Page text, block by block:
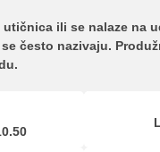
ili se nalaze na
često nazivaju.